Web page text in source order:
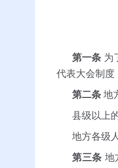
第一条 为
代表大会制度
第二条 地
县级以上
地方各级
第三条 地